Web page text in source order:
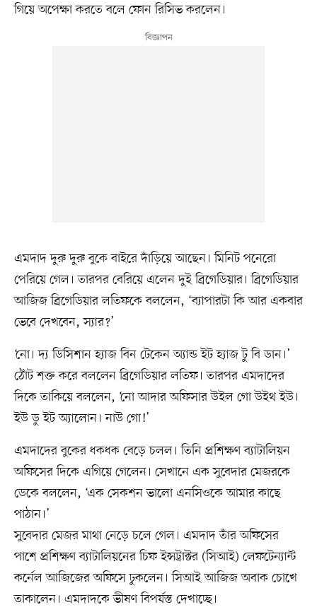
গিয়ে অপেক্ষা করতে বলে ফোন রিসিভ করলেন।
এমদাদ দুরু দুরু বুকে বাইরে দাঁড়িয়ে আছেন। মিনিট পনেরো
পেরিয়ে গেল। তারপর বেরিয়ে এলেন দুই ব্রিগেডিয়ার। ব্রিগেডিয়ার
আজিজ ব্রিগেডিয়ার লতিফকে বললেন, ‘ব্যাপারটা কি আর একবার
ভেবে দেখবেন, স্যার?’
‘নো। দ্য ডিসিশান হ্যাজ বিন টেকেন অ্যান্ড ইট হ্যাজ টু বি ডান।’
ঠোঁট শক্ত করে বললেন ব্রিগেডিয়ার লতিফ। তারপর এমদাদের
দিকে তাকিয়ে বললেন, ‘নো আদার অফিসার উইল গো উইথ ইউ।
ইউ ডু ইট অ্যালোন। নাউ গো!’
এমদাদের বুকের ধকধক বেড়ে চলল। তিনি প্রশিক্ষণ ব্যাটালিয়ন
অফিসের দিকে এগিয়ে গেলেন। সেখানে এক সুবেদার মেজরকে
ডেকে বললেন, ‘এক সেকশন ভালো এনসিওকে আমার কাছে
পাঠান।’
সুবেদার মেজর মাথা নেড়ে চলে গেল। এমদাদ তাঁর অফিসের
পাশে প্রশিক্ষণ ব্যাটালিয়নের চিফ ইন্সট্রাক্টর (সিআই) লেফটেন্যান্ট
কর্নেল আজিজের অফিসে ঢুকলেন। সিআই আজিজ অবাক চোখে
তাকালেন। এমদাদকে ভীষণ বিপর্যস্ত দেখাচ্ছে।